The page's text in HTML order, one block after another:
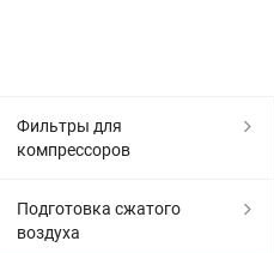
Фильтры для
компрессоров
Подготовка сжатого
воздуха